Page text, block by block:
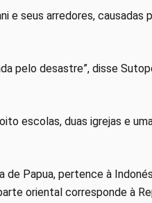
e seus arredores, causadas
pelo desastre”, disse
escolas, duas igrejas e
de Papua, pertence à
oriental corresponde à